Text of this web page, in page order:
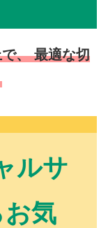
、 最適な切
ルサ
気